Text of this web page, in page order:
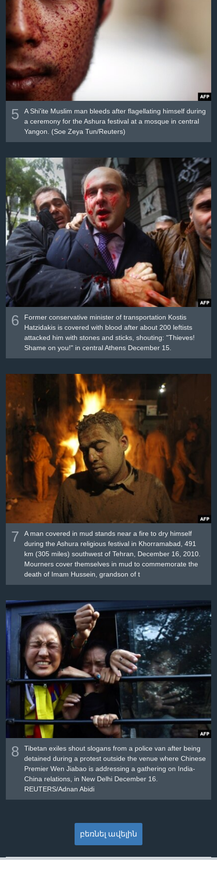
Լեզուներ
5
A Shi'ite Muslim man bleeds after flagellating himself during
a ceremony for the Ashura festival at a mosque in central
Yangon. (Soe Zeya Tun/Reuters)
6
Former conservative minister of transportation Kostis
Hatzidakis is covered with blood after about 200 leftists
attacked him with stones and sticks, shouting: "Thieves!
Shame on you!" in central Athens December 15.
7
A man covered in mud stands near a fire to dry himself
during the Ashura religious festival in Khorramabad, 491
km (305 miles) southwest of Tehran, December 16, 2010.
Mourners cover themselves in mud to commemorate the
death of Imam Hussein, grandson of t
8
Tibetan exiles shout slogans from a police van after being
detained during a protest outside the venue where Chinese
Premier Wen Jiabao is addressing a gathering on India-
China relations, in New Delhi December 16.
REUTERS/Adnan Abidi
բեռնել ավելին